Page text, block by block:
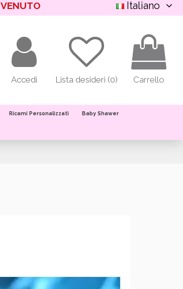
Italiano
Accedi Lista desideri (0) Carrello
Ricami Personalizzati Baby Shawer